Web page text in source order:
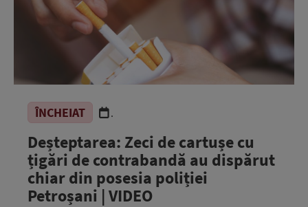
ÎNCHEIAT .
Deșteptarea: Zeci de cartușe cu
țigări de contrabandă au dispărut
chiar din posesia poliției
Petroșani | VIDEO